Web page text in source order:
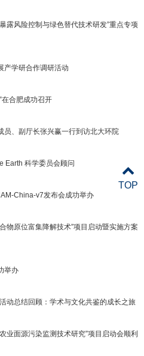
露风险控制与绿色替代技术研发”重点专项
产学研合作调研活动
在合肥成功召开
员、副厅长张兴赢一行到访北大环院
Earth 科学委员会顾问
China-v7发布会成功举办
物原位富集降解技术”项目启动暨实施方案
举办
动总结回顾：学术与文化共鉴的成长之旅
业面源污染监测技术研究”项目启动会顺利
TOP